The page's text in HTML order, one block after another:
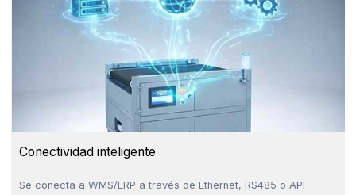
Conectividad inteligente
Se conecta a WMS/ERP a través de Ethernet, RS485 o API